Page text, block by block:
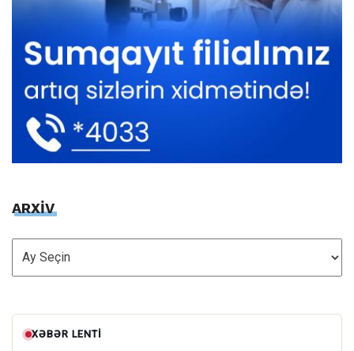
ARXİV
ARXİV
XƏBƏR LENTI